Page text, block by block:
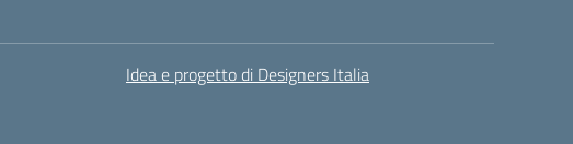
Idea e progetto di Designers Italia